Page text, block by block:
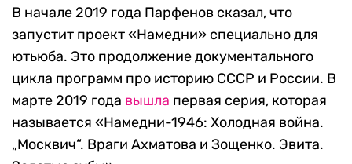
В начале 2019 года Парфенов сказал, что
запустит проект «Намедни» специально для
ютьюба. Это продолжение документального
цикла программ про историю СССР и России. В
марте 2019 года вышла первая серия, которая
называется «Намедни-1946: Холодная война.
„Москвич“. Враги Ахматова и Зощенко. Эвита.